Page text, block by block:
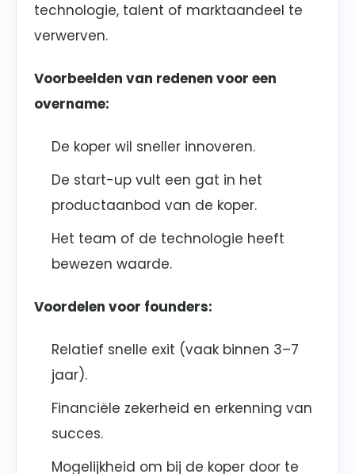
technologie, talent of marktaandeel te
verwerven.
Voorbeelden van redenen voor een
overname:
De koper wil sneller innoveren.
De start-up vult een gat in het
productaanbod van de koper.
Het team of de technologie heeft
bewezen waarde.
Voordelen voor founders:
Relatief snelle exit (vaak binnen 3–7
jaar).
Financiële zekerheid en erkenning van
succes.
Mogelijkheid om bij de koper door te